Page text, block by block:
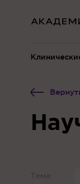
Тема